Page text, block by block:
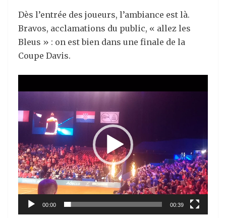
Dès l’entrée des joueurs, l’ambiance est là.
Bravos, acclamations du public, « allez les
Bleus » : on est bien dans une finale de la
Coupe Davis.
vidéo
00:00 00:39